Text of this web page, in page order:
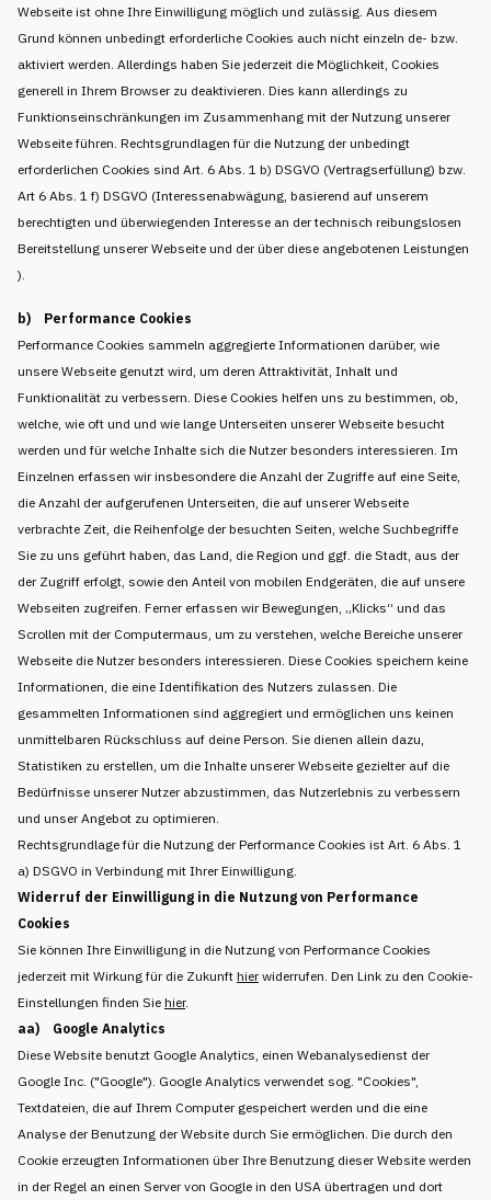
Webseite ist ohne Ihre Einwilligung möglich und zulässig. Aus diesem
Grund können unbedingt erforderliche Cookies auch nicht einzeln de- bzw.
aktiviert werden. Allerdings haben Sie jederzeit die Möglichkeit, Cookies
generell in Ihrem Browser zu deaktivieren. Dies kann allerdings zu
Funktionseinschränkungen im Zusammenhang mit der Nutzung unserer
Webseite führen. Rechtsgrundlagen für die Nutzung der unbedingt
erforderlichen Cookies sind Art. 6 Abs. 1 b) DSGVO (Vertragserfüllung) bzw.
Art 6 Abs. 1 f) DSGVO (Interessenabwägung, basierend auf unserem
berechtigten und überwiegenden Interesse an der technisch reibungslosen
Bereitstellung unserer Webseite und der über diese angebotenen Leistungen
).
b) Performance Cookies
Performance Cookies sammeln aggregierte Informationen darüber, wie
unsere Webseite genutzt wird, um deren Attraktivität, Inhalt und
Funktionalität zu verbessern. Diese Cookies helfen uns zu bestimmen, ob,
welche, wie oft und und wie lange Unterseiten unserer Webseite besucht
werden und für welche Inhalte sich die Nutzer besonders interessieren. Im
Einzelnen erfassen wir insbesondere die Anzahl der Zugriffe auf eine Seite,
die Anzahl der aufgerufenen Unterseiten, die auf unserer Webseite
verbrachte Zeit, die Reihenfolge der besuchten Seiten, welche Suchbegriffe
Sie zu uns geführt haben, das Land, die Region und ggf. die Stadt, aus der
der Zugriff erfolgt, sowie den Anteil von mobilen Endgeräten, die auf unsere
Webseiten zugreifen. Ferner erfassen wir Bewegungen, „Klicks“ und das
Scrollen mit der Computermaus, um zu verstehen, welche Bereiche unserer
Webseite die Nutzer besonders interessieren. Diese Cookies speichern keine
Informationen, die eine Identifikation des Nutzers zulassen. Die
gesammelten Informationen sind aggregiert und ermöglichen uns keinen
unmittelbaren Rückschluss auf deine Person. Sie dienen allein dazu,
Statistiken zu erstellen, um die Inhalte unserer Webseite gezielter auf die
Bedürfnisse unserer Nutzer abzustimmen, das Nutzerlebnis zu verbessern
und unser Angebot zu optimieren.
Rechtsgrundlage für die Nutzung der Performance Cookies ist Art. 6 Abs. 1
a) DSGVO in Verbindung mit Ihrer Einwilligung.
Widerruf der Einwilligung in die Nutzung von Performance
Cookies
Sie können Ihre Einwilligung in die Nutzung von Performance Cookies
jederzeit mit Wirkung für die Zukunft hierwiderrufen. Den Link zu den Cookie-
Einstellungen finden Sie hier.
aa) Google Analytics
Diese Website benutzt Google Analytics, einen Webanalysedienst der
Google Inc. ("Google"). Google Analytics verwendet sog. "Cookies",
Textdateien, die auf Ihrem Computer gespeichert werden und die eine
Analyse der Benutzung der Website durch Sie ermöglichen. Die durch den
Cookie erzeugten Informationen über Ihre Benutzung dieser Website werden
in der Regel an einen Server von Google in den USA übertragen und dort